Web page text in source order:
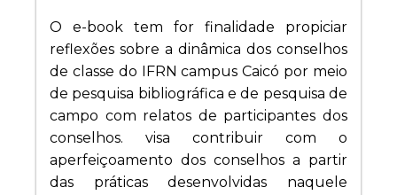
O e-book tem for finalidade propiciar
reflexões sobre a dinâmica dos conselhos
de classe do IFRN campus Caicó por meio
de pesquisa bibliográfica e de pesquisa de
campo com relatos de participantes dos
conselhos. visa contribuir com o
aperfeiçoamento dos conselhos a partir
das práticas desenvolvidas naquele